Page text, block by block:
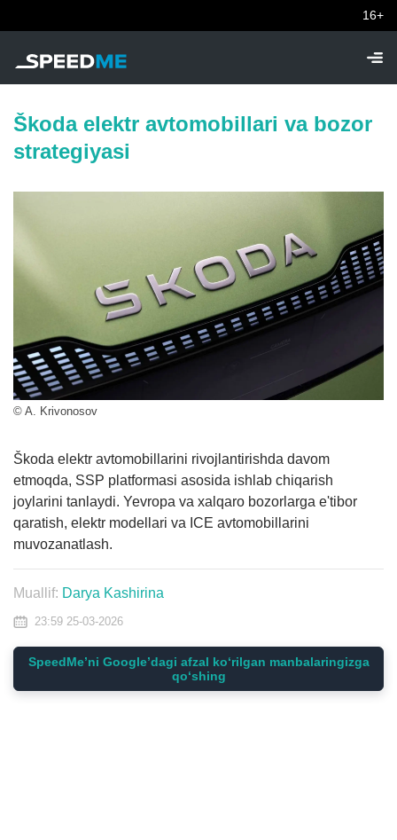
16+
Škoda elektr avtomobillari va bozor
strategiyasi
© A. Krivonosov
Škoda elektr avtomobillarini rivojlantirishda davom
etmoqda, SSP platformasi asosida ishlab chiqarish
joylarini tanlaydi. Yevropa va xalqaro bozorlarga e'tibor
qaratish, elektr modellari va ICE avtomobillarini
muvozanatlash.
Muallif: Darya Kashirina
23:59 25-03-2026
SpeedMe’ni Google’dagi afzal ko‘rilgan manbalaringizga
qo‘shing